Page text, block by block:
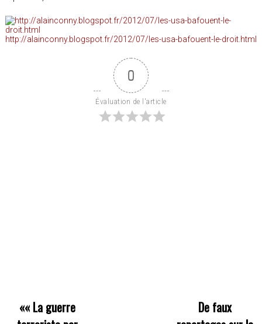
http://alainconny.blogspot.fr/2012/07/les-usa-bafouent-le-droit.html
0
Évaluation de l'article
«« La guerre
De faux